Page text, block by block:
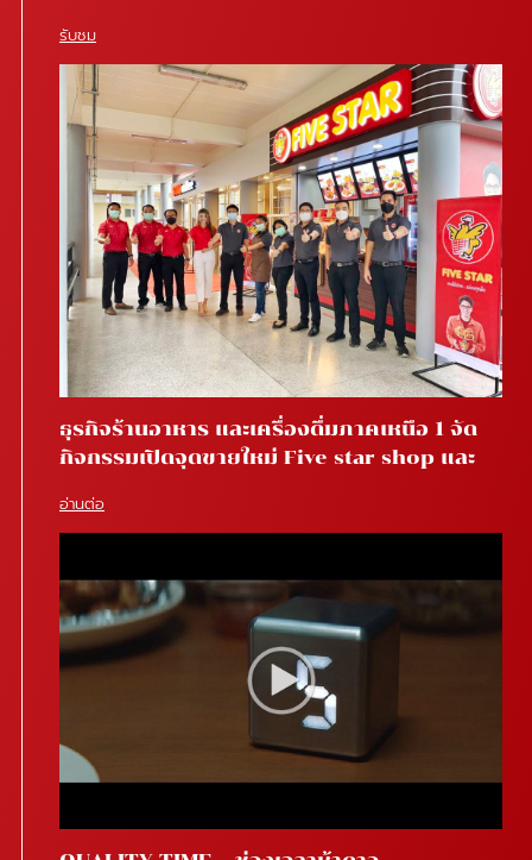
รับชม
ธุรกิจร้านอาหาร และเครื่องดื่มภาคเหนือ 1 จัด
กิจกรรมเปิดจุดขายใหม่ Five star shop และ
อ่านต่อ